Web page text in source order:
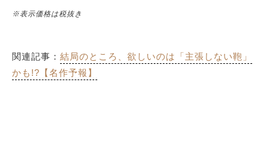
※表示価格は税抜き
関連記事： 結局のところ、欲しいのは「主張しない鞄」
かも!?【名作予報】